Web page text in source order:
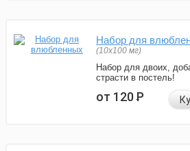
Набор для
(10х100 мг)
Набор для двоих,
страсти в постель!
от 120Р